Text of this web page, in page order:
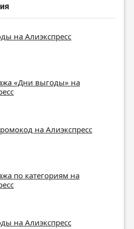
на Алиэкспресс
«Дни выгоды» на
на Алиэкспресс
по категориям на
на Алиэкспресс